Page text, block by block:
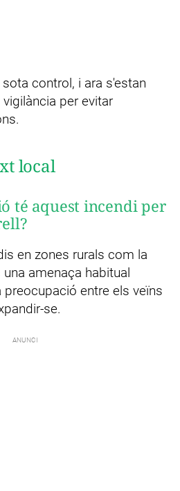
control, i ara s'estan
per evitar
local
té aquest incendi per
en zones rurals com la
amenaça habitual
preocupació entre els veïns
se.